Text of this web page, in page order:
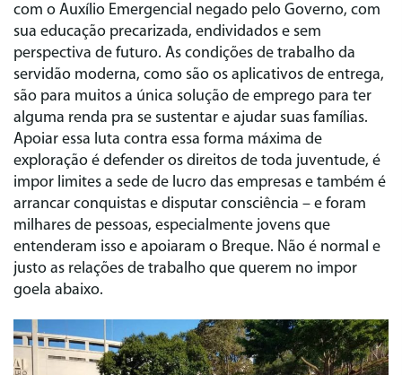
com o Auxílio Emergencial negado pelo Governo, com
sua educação precarizada, endividados e sem
perspectiva de futuro. As condições de trabalho da
servidão moderna, como são os aplicativos de entrega,
são para muitos a única solução de emprego para ter
alguma renda pra se sustentar e ajudar suas famílias.
Apoiar essa luta contra essa forma máxima de
exploração é defender os direitos de toda juventude, é
impor limites a sede de lucro das empresas e também é
arrancar conquistas e disputar consciência – e foram
milhares de pessoas, especialmente jovens que
entenderam isso e apoiaram o Breque. Não é normal e
justo as relações de trabalho que querem no impor
goela abaixo.